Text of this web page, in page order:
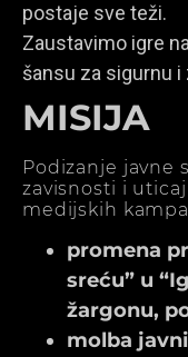
postaje sve teži.
Zaustavimo igre
šansu za sigurnu
MISIJA
Podizanje javne
zavisnosti i
medijskih
promena
sreću” u
žargonu,
molba